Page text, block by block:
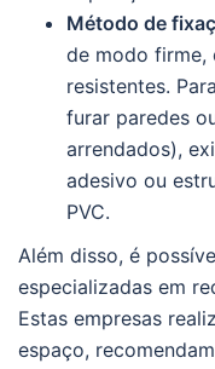
Método de
de modo firme,
resistentes.
furar paredes
arrendados),
adesivo ou
PVC.
Além disso, é
especializadas em
Estas empresas
espaço,